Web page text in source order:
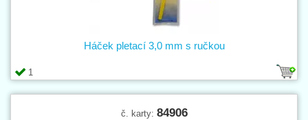
1
Háček pletací 3,0 mm s ručkou
č. karty: 84906